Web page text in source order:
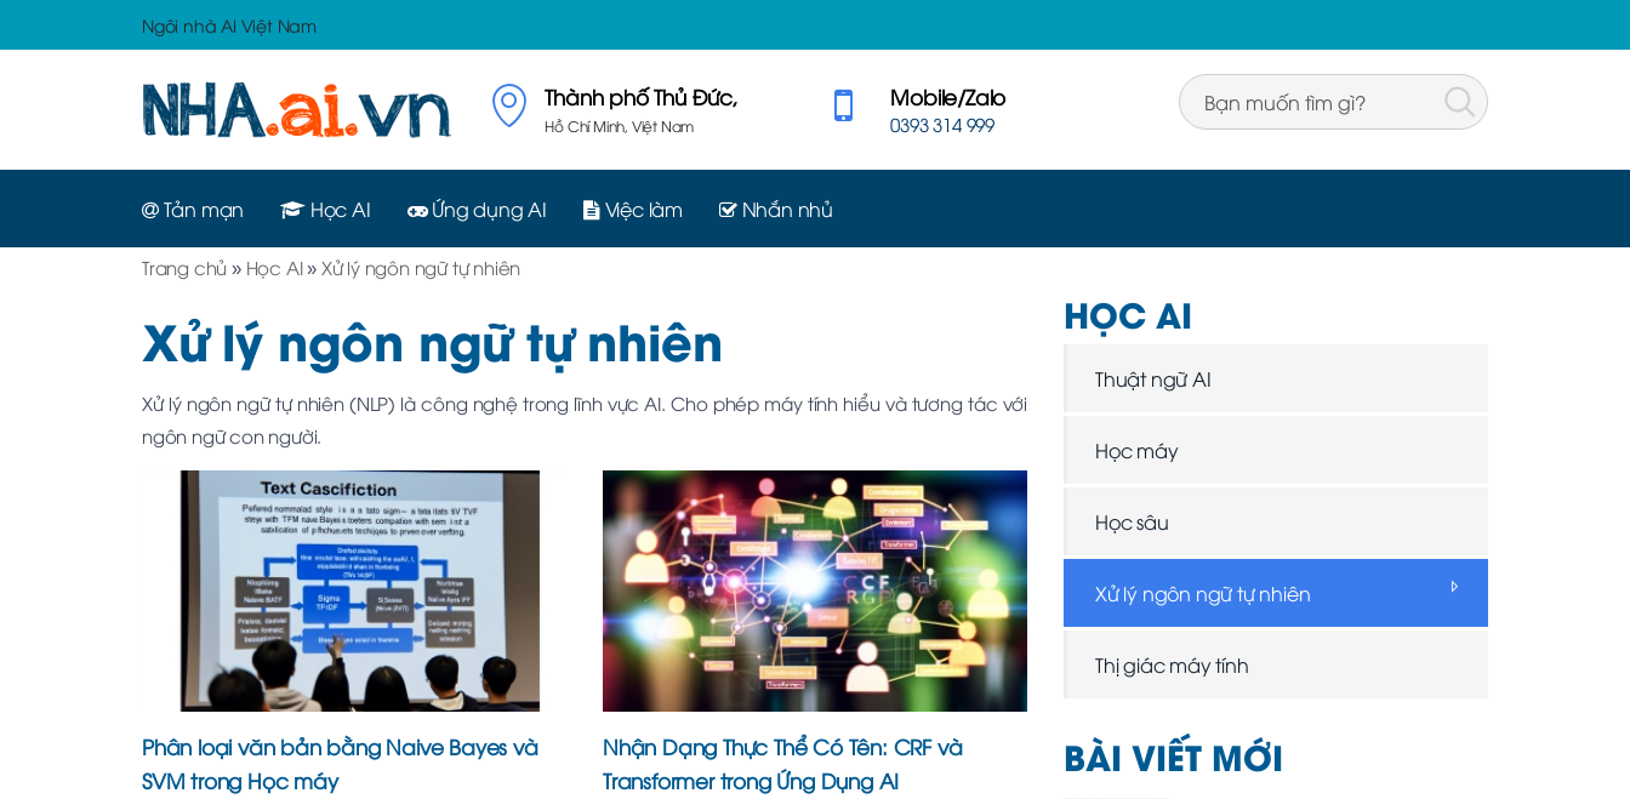
Ngôi nhà AI Việt Nam
Thành phố Thủ Đức,
Hồ Chí Minh, Việt Nam
Mobile/Zalo
0393 314 999
Tản mạn Học AI Ứng dụng AI Việc làm Nhắn nhủ
Trang chủ » Học AI» Xử lý ngôn ngữ tự nhiên
Xử lý ngôn ngữ tự nhiên
Xử lý ngôn ngữ tự nhiên (NLP) là công nghệ trong lĩnh vực AI. Cho phép máy tính hiểu và tương tác với
ngôn ngữ con người.
Phân loại văn bản bằng Naive Bayes và
SVM trong Học máy
Nhận Dạng Thực Thể Có Tên: CRF và
Transformer trong Ứng Dụng AI
HỌC AI
Thuật ngữ AI
Học máy
Học sâu
Xử lý ngôn ngữ tự nhiên
Thị giác máy tính
BÀI VIẾT MỚI